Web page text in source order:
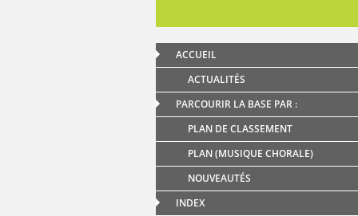
ACCUEIL
ACTUALITÉS
PARCOURIR LA BASE PAR :
PLAN DE CLASSEMENT
PLAN (MUSIQUE CHORALE)
NOUVEAUTÉS
INDEX